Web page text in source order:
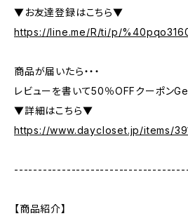
▼お友達登録はこちら▼
https://line.me/R/ti/p/
商品が届いたら・・・
レビューを書いて50％OFFクーポン
▼詳細はこちら▼
https://www.daycloset.jp/items/
【商品紹介】